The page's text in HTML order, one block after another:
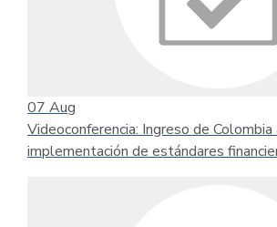
07 Aug
Videoconferencia: Ingreso de Colombia
implementación de estándares